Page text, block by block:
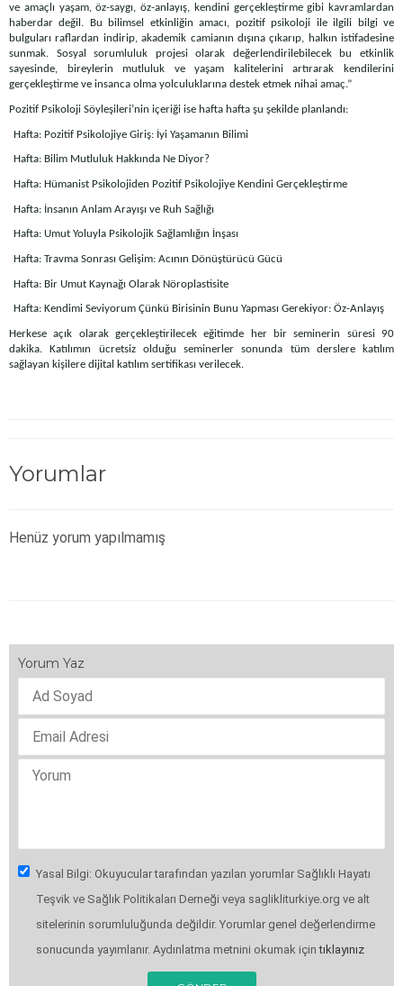
ve amaçlı yaşam, öz-saygı, öz-anlayış, kendini gerçekleştirme gibi kavramlardan
haberdar değil. Bu bilimsel etkinliğin amacı, pozitif psikoloji ile ilgili bilgi ve
bulguları raflardan indirip, akademik camianın dışına çıkarıp, halkın istifadesine
sunmak. Sosyal sorumluluk projesi olarak değerlendirilebilecek bu etkinlik
sayesinde, bireylerin mutluluk ve yaşam kalitelerini artırarak kendilerini
gerçekleştirme ve insanca olma yolculuklarına destek etmek nihai amaç.”
Pozitif Psikoloji Söyleşileri’nin içeriği ise hafta hafta şu şekilde planlandı:
Hafta: Pozitif Psikolojiye Giriş: İyi Yaşamanın Bilimi
Hafta: Bilim Mutluluk Hakkında Ne Diyor?
Hafta: Hümanist Psikolojiden Pozitif Psikolojiye Kendini Gerçekleştirme
Hafta: İnsanın Anlam Arayışı ve Ruh Sağlığı
Hafta: Umut Yoluyla Psikolojik Sağlamlığın İnşası
Hafta: Travma Sonrası Gelişim: Acının Dönüştürücü Gücü
Hafta: Bir Umut Kaynağı Olarak Nöroplastisite
Hafta: Kendimi Seviyorum Çünkü Birisinin Bunu Yapması Gerekiyor: Öz-Anlayış
Herkese açık olarak gerçekleştirilecek eğitimde her bir seminerin süresi 90
dakika. Katılımın ücretsiz olduğu seminerler sonunda tüm derslere katılım
sağlayan kişilere dijital katılım sertifikası verilecek.
Yorumlar
Henüz yorum yapılmamış
Yorum Yaz
Yasal Bilgi: Okuyucular tarafından yazılan yorumlar Sağlıklı Hayatı
Teşvik ve Sağlık Politikaları Derneği veya saglikliturkiye.org ve alt
sitelerinin sorumluluğunda değildir. Yorumlar genel değerlendirme
sonucunda yayımlanır. Aydınlatma metnini okumak içintıklayınız